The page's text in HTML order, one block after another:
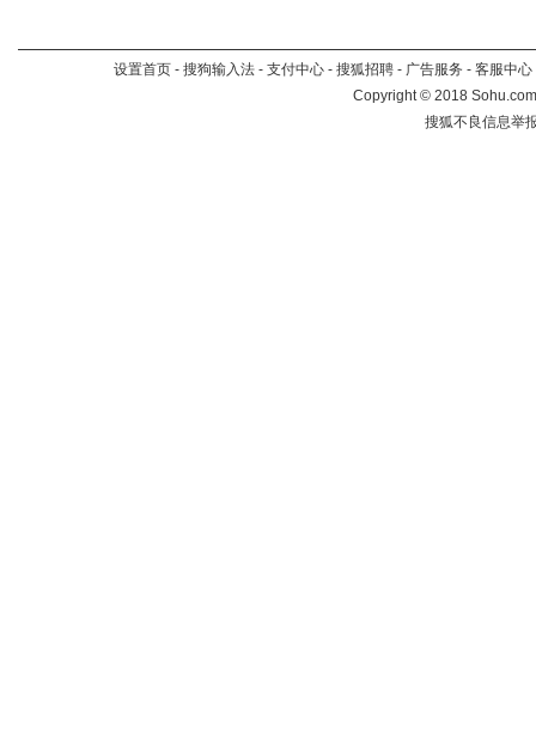
设置首页 - 搜狗输入法 - 支付中心 - 搜狐招聘 - 广告服务 - 客服中心
Copyright©2018
搜狐不良信息举